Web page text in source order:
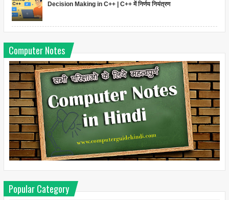
Decision Making in C++ | C++ में निर्णय नियंत्रण
Computer Notes
Popular Category